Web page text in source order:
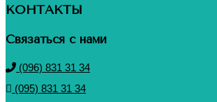
КОНТАКТЫ
Связаться с нами
(096) 831 31 34
(095) 831 31 34